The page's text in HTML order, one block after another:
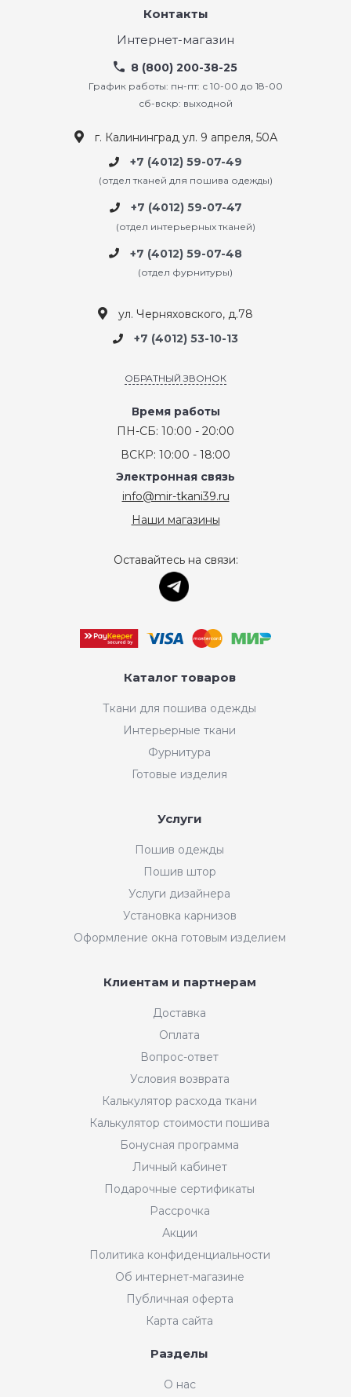
Контакты
Интернет-магазин
8 (800) 200-38-25
График работы: пн-пт: с 10-00 до 18-00
сб-вскр: выходной
г. Калининград ул. 9 апреля, 50А
+7 (4012) 59-07-49
(отдел тканей для пошива одежды)
+7 (4012) 59-07-47
(отдел интерьерных тканей)
+7 (4012) 59-07-48
(отдел фурнитуры)
ул. Черняховского, д.78
+7 (4012) 53-10-13
ОБРАТНЫЙ ЗВОНОК
Время работы
ПН-СБ: 10:00 - 20:00
ВСКР: 10:00 - 18:00
Электронная связь
info@mir-tkani39.ru
Наши магазины
Оставайтесь на связи:
Каталог товаров
Ткани для пошива одежды
Интерьерные ткани
Фурнитура
Готовые изделия
Услуги
Пошив одежды
Пошив штор
Услуги дизайнера
Установка карнизов
Оформление окна готовым изделием
Клиентам и партнерам
Доставка
Оплата
Вопрос-ответ
Условия возврата
Калькулятор расхода ткани
Калькулятор стоимости пошива
Бонусная программа
Личный кабинет
Подарочные сертификаты
Рассрочка
Акции
Политика конфиденциальности
Об интернет-магазине
Публичная оферта
Карта сайта
Разделы
О нас